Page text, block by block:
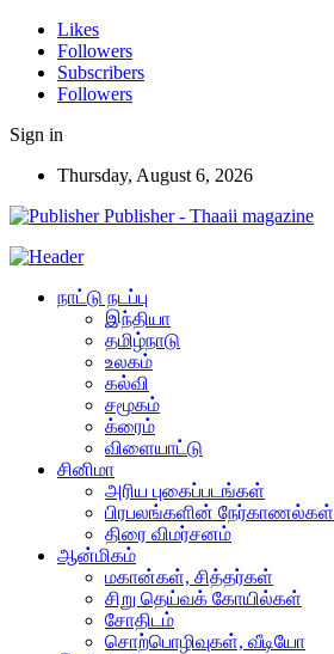
Likes
Followers
Subscribers
Followers
Sign in
Thursday, August 6, 2026
Publisher - Thaaii magazine
நாட்டு நடப்பு
இந்தியா
தமிழ்நாடு
உலகம்
கல்வி
சமூகம்
க்ரைம்
விளையாட்டு
சினிமா
அரிய புகைப்படங்கள்
பிரபலங்களின் நேர்காணல்கள்
திரை விமர்சனம்
ஆன்மிகம்
மகான்கள், சித்தர்கள்
சிறு தெய்வக் கோயில்கள்
சோதிடம்
சொற்பொழிவுகள், வீடியோ